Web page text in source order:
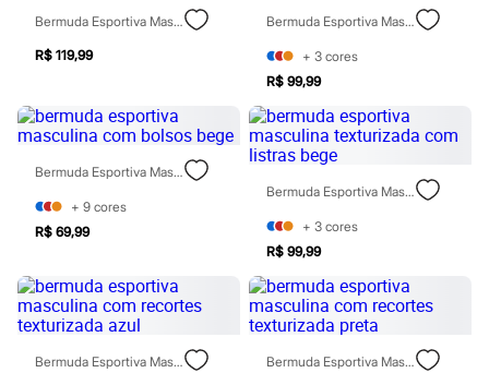
Bolsas e Mochilas
Chapéus e Bonés
Cintos
Óculos
Relógios
Calçados
Botas
Chinelos
Sapatos
Sandálias e Papetes
Tênis
Acessórios
Bermudas
Camisetas
Calças
Calçados
Bermuda Esportiva Masculina De Compressão Verde
R$ 119,99
Bermuda Esportiva Masculina Texturizada Com Listras Azul
+ 3 cores
R$ 99,99
Bermuda Esportiva Masculina Com Bolsos Bege
+ 9 cores
R$ 69,99
Bermuda Esportiva Masculina Texturizada Com Listras Bege
+ 3 cores
R$ 99,99
Bermuda Esportiva Masculina Com Recortes Texturizada Azul Bermuda Esportiva Masculina Com Recortes Texturizada Preta